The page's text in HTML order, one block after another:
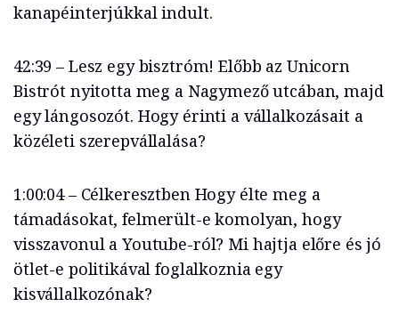
kanapéinterjúkkal indult.
42:39 – Lesz egy bisztróm! Előbb az Unicorn
Bistrót nyitotta meg a Nagymező utcában, majd
egy lángosozót. Hogy érinti a vállalkozásait a
közéleti szerepvállalása?
1:00:04 – Célkeresztben Hogy élte meg a
támadásokat, felmerült-e komolyan, hogy
visszavonul a Youtube-ról? Mi hajtja előre és jó
ötlet-e politikával foglalkoznia egy
kisvállalkozónak?